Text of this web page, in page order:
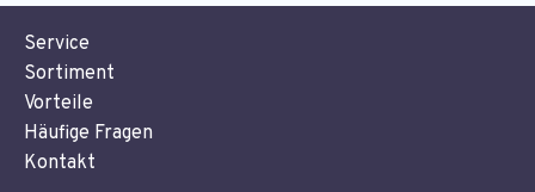
Service
Sortiment
Vorteile
Häufige Fragen
Kontakt